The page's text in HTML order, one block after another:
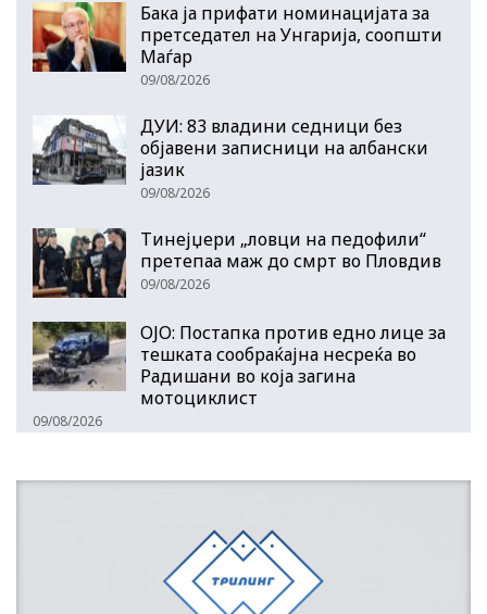
Бака ја прифати номинацијата за
претседател на Унгарија, соопшти
Маѓар
09/08/2026
ДУИ: 83 владини седници без
објавени записници на албански
јазик
09/08/2026
Тинејџери „ловци на педофили“
претепаа маж до смрт во Пловдив
09/08/2026
ОЈО: Постапка против едно лице за
тешката сообраќајна несреќа во
Радишани во која загина
мотоциклист
09/08/2026